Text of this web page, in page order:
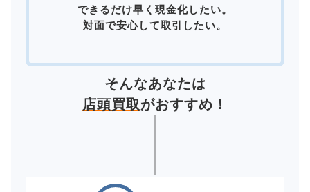
できるだけ早く現金化したい。
対面で安心して取引したい。
そんなあなたは
店頭買取がおすすめ！